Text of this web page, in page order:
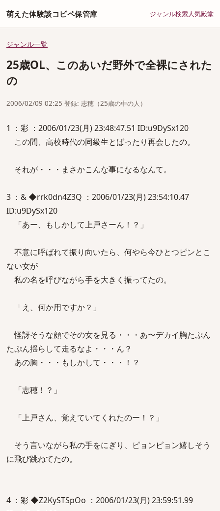
萌えた体験談コピペ保管庫 ジャンル検索人気殿堂
ジャンル一覧
25歳OL、このあいだ野外で全裸にされた
の
2006/02/09 02:25 登録: 志穂（25歳の中の人）
1 ：彩 ：2006/01/23(月) 23:48:47.51 ID:u9DySx120
この間、高校時代の同級生とばったり再会したの。
それが・・・まさかこんな事になるなんて。
3 ：& ◆rrk0dn4Z3Q ：2006/01/23(月) 23:54:10.47
ID:u9DySx120
「あー、もしかして上戸さーん！？」
不意に呼ばれて振り向いたら、何やら今ひとつピンとこ
ない女が
私の名を呼びながら手を大きく振ってたの。
「え、何か用ですか？」
怪訝そうな顔でその女を見る・・・あ〜デカイ胸たぷん
たぷん揺らして走るなよ・・・ん？
あの胸・・・もしかして・・・！？
「志穂！？」
「上戸さん、覚えていてくれたのー！？」
そう言いながら私の手をにぎり、ピョンピョン嬉しそう
に飛び跳ねてたの。
4 ：彩 ◆Z2KySTSpOo ：2006/01/23(月) 23:59:51.99